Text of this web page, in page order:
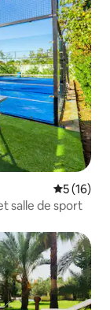
5 (16)
salle de sport